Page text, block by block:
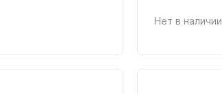
Нет в наличии